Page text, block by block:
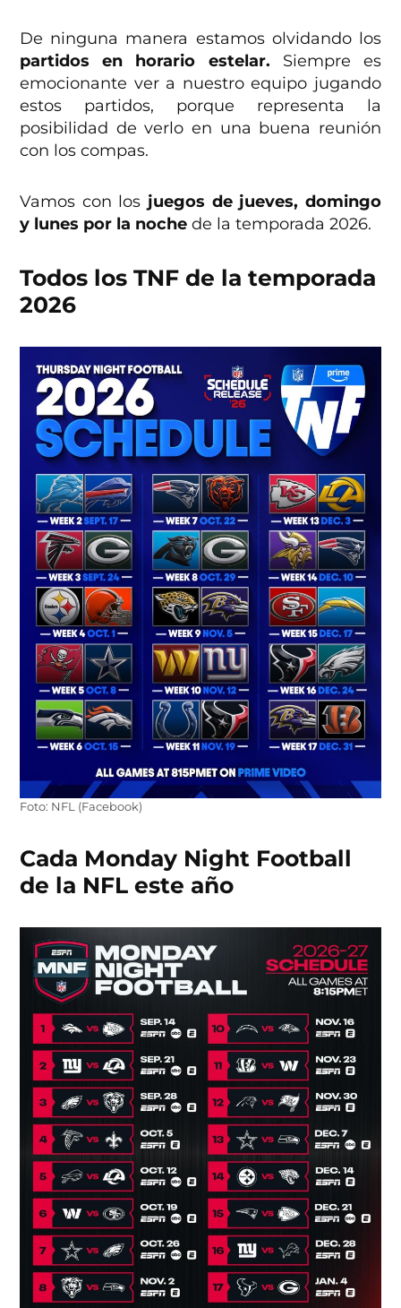
De ninguna manera estamos olvidando los
partidos en horario estelar. Siempre es
emocionante ver a nuestro equipo jugando
estos partidos, porque representa la
posibilidad de verlo en una buena reunión
con los compas.
Vamos con los juegos de jueves, domingo
y lunes por la noche de la temporada 2026.
Todos los TNF de la temporada
2026
Foto: NFL (Facebook)
Cada Monday Night Football
de la NFL este año